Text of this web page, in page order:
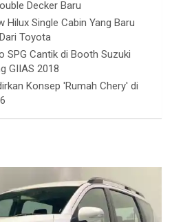
Decker Baru
Hilux Single Cabin Yang Baru
Toyota
SPG Cantik di Booth Suzuki
GIIAS 2018
Konsep 'Rumah Chery' di